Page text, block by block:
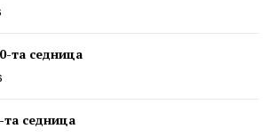
та седница
седница